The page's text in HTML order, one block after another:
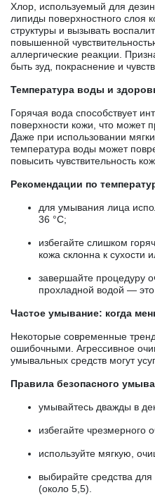
Хлор, используемый для
липиды поверхностного слоя
структуры и вызывать
повышенной
аллергические реакции.
быть зуд, покраснение и
Температура воды и
Горячая вода способствует
поверхности кожи, что может
Даже при использовании
температура воды может
повысить чувствительность
Рекомендации по
для умывания лица
36 °C;
избегайте слишком
кожа склонна к сухости
завершайте процедуру
прохладной водой —
Частое умывание: когда
Некоторые современные
ошибочными. Агрессивное
умывальных средств могут
Правила безопасного
умывайтесь дважды в
избегайте чрезмерного
используйте мягкую,
выбирайте средства
(около 5,5).